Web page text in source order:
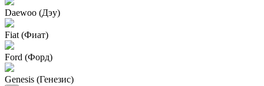
Daewoo (Дэу)
Fiat (Фиат)
Ford (Форд)
Genesis (Генезис)